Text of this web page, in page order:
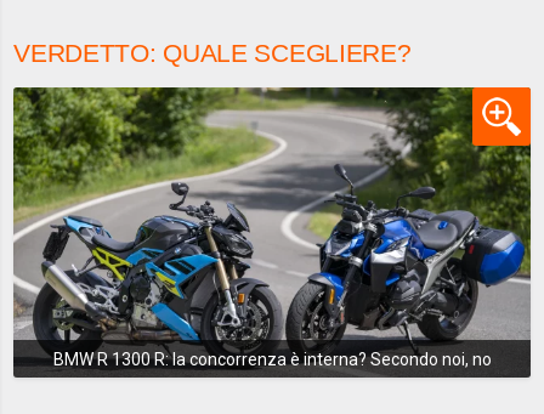
VERDETTO: QUALE SCEGLIERE?
BMW R 1300 R: la concorrenza è interna? Secondo noi, no